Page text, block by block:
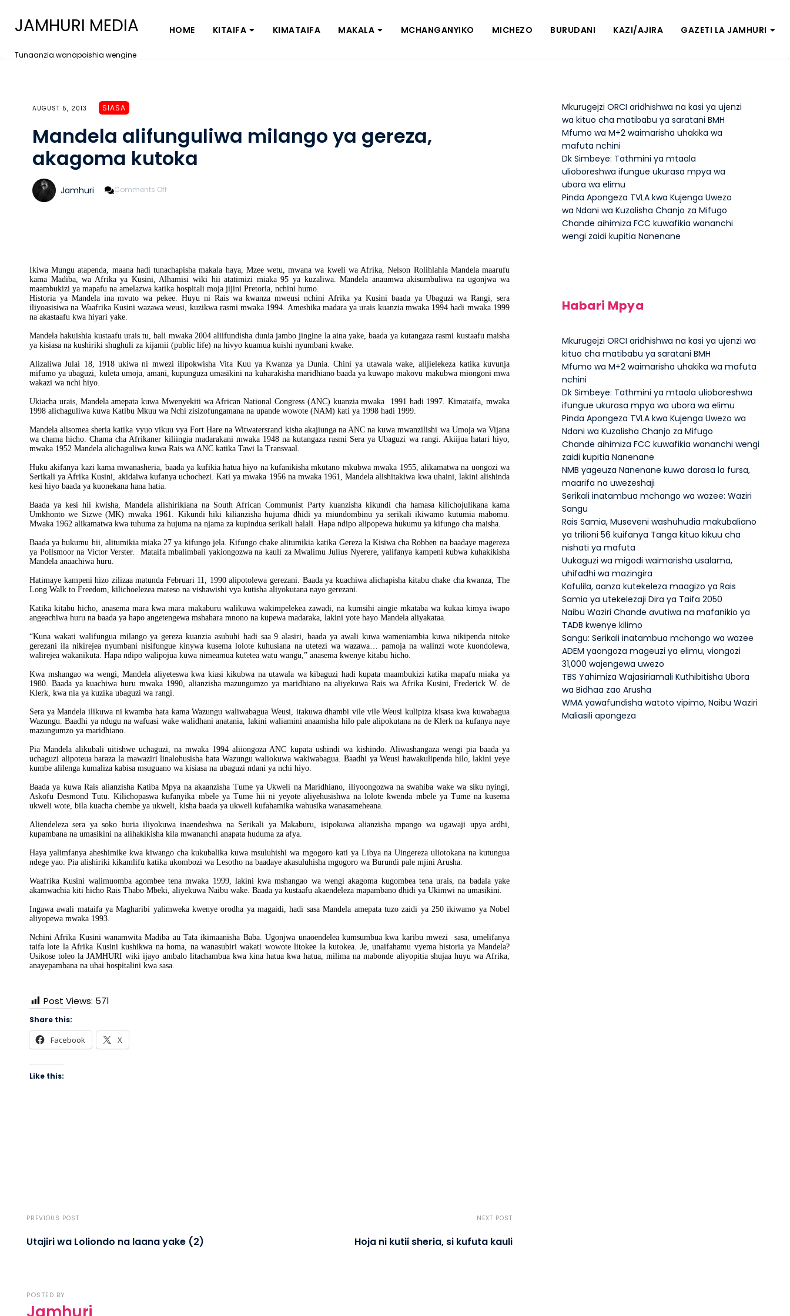
JAMHURI MEDIA
Tunaanzia wanapoishia wengine
HOME KITAIFA KIMATAIFA MAKALA MCHANGANYIKO MICHEZO BURUDANI KAZI/AJIRA GAZETI LA JAMHURI
AUGUST 5, 2013 SIASA
Mandela alifunguliwa milango ya gereza,
akagoma kutoka
Jamhuri Comments Off
Ikiwa Mungu atapenda, maana hadi tunachapisha makala haya, Mzee wetu, mwana wa kweli wa Afrika, Nelson Rolihlahla Mandela maarufu
kama Madiba, wa Afrika ya Kusini, Alhamisi wiki hii atatimizi miaka 95 ya kuzaliwa. Mandela anaumwa akisumbuliwa na ugonjwa wa
maambukizi ya mapafu na amelazwa katika hospitali moja jijini Pretoria, nchini humo.
Historia ya Mandela ina mvuto wa pekee. Huyu ni Rais wa kwanza mweusi nchini Afrika ya Kusini baada ya Ubaguzi wa Rangi, sera
iliyoasisiwa na Waafrika Kusini wazawa weusi, kuzikwa rasmi mwaka 1994. Ameshika madara ya urais kuanzia mwaka 1994 hadi mwaka 1999
na akastaafu kwa hiyari yake.
Mandela hakuishia kustaafu urais tu, bali mwaka 2004 aliifundisha dunia jambo jingine la aina yake, baada ya kutangaza rasmi kustaafu maisha
ya kisiasa na kushiriki shughuli za kijamii (public life) na hivyo kuamua kuishi nyumbani kwake.
Alizaliwa Julai 18, 1918 ukiwa ni mwezi ilipokwisha Vita Kuu ya Kwanza ya Dunia. Chini ya utawala wake, alijielekeza katika kuvunja
mifumo ya ubaguzi, kuleta umoja, amani, kupunguza umasikini na kuharakisha maridhiano baada ya kuwapo makovu makubwa miongoni mwa
wakazi wa nchi hiyo.
Ukiacha urais, Mandela amepata kuwa Mwenyekiti wa African National Congress (ANC) kuanzia mwaka 1991 hadi 1997. Kimataifa, mwaka
1998 alichaguliwa kuwa Katibu Mkuu wa Nchi zisizofungamana na upande wowote (NAM) kati ya 1998 hadi 1999.
Mandela alisomea sheria katika vyuo vikuu vya Fort Hare na Witwatersrand kisha akajiunga na ANC na kuwa mwanzilishi wa Umoja wa Vijana
wa chama hicho. Chama cha Afrikaner kiliingia madarakani mwaka 1948 na kutangaza rasmi Sera ya Ubaguzi wa rangi. Akiijua hatari hiyo,
mwaka 1952 Mandela alichaguliwa kuwa Rais wa ANC katika Tawi la Transvaal.
Huku akifanya kazi kama mwanasheria, baada ya kufikia hatua hiyo na kufanikisha mkutano mkubwa mwaka 1955, alikamatwa na uongozi wa
Serikali ya Afrika Kusini, akidaiwa kufanya uchochezi. Kati ya mwaka 1956 na mwaka 1961, Mandela alishitakiwa kwa uhaini, lakini alishinda
kesi hiyo baada ya kuonekana hana hatia.
Baada ya kesi hii kwisha, Mandela alishirikiana na South African Communist Party kuanzisha kikundi cha hamasa kilichojulikana kama
Umkhonto we Sizwe (MK) mwaka 1961. Kikundi hiki kilianzisha hujuma dhidi ya miundombinu ya serikali ikiwamo kutumia mabomu.
Mwaka 1962 alikamatwa kwa tuhuma za hujuma na njama za kupindua serikali halali. Hapa ndipo alipopewa hukumu ya kifungo cha maisha.
Baada ya hukumu hii, alitumikia miaka 27 ya kifungo jela. Kifungo chake alitumikia katika Gereza la Kisiwa cha Robben na baadaye magereza
ya Pollsmoor na Victor Verster. Mataifa mbalimbali yakiongozwa na kauli za Mwalimu Julius Nyerere, yalifanya kampeni kubwa kuhakikisha
Mandela anaachiwa huru.
Hatimaye kampeni hizo zilizaa matunda Februari 11, 1990 alipotolewa gerezani. Baada ya kuachiwa alichapisha kitabu chake cha kwanza, The
Long Walk to Freedom, kilichoelezea mateso na vishawishi vya kutisha aliyokutana nayo gerezani.
Katika kitabu hicho, anasema mara kwa mara makaburu walikuwa wakimpelekea zawadi, na kumsihi aingie mkataba wa kukaa kimya iwapo
angeachiwa huru na baada ya hapo angetengewa mshahara mnono na kupewa madaraka, lakini yote hayo Mandela aliyakataa.
“Kuna wakati walifungua milango ya gereza kuanzia asubuhi hadi saa 9 alasiri, baada ya awali kuwa wameniambia kuwa nikipenda nitoke
gerezani ila nikirejea nyumbani nisifungue kinywa kusema lolote kuhusiana na utetezi wa wazawa… pamoja na walinzi wote kuondolewa,
walirejea wakanikuta. Hapa ndipo walipojua kuwa nimeamua kutetea watu wangu,” anasema kwenye kitabu hicho.
Kwa mshangao wa wengi, Mandela aliyeteswa kwa kiasi kikubwa na utawala wa kibaguzi hadi kupata maambukizi katika mapafu miaka ya
1980. Baada ya kuachiwa huru mwaka 1990, alianzisha mazungumzo ya maridhiano na aliyekuwa Rais wa Afrika Kusini, Frederick W. de
Klerk, kwa nia ya kuzika ubaguzi wa rangi.
Sera ya Mandela ilikuwa ni kwamba hata kama Wazungu waliwabagua Weusi, itakuwa dhambi vile vile Weusi kulipiza kisasa kwa kuwabagua
Wazungu. Baadhi ya ndugu na wafuasi wake walidhani anatania, lakini waliamini anaamisha hilo pale alipokutana na de Klerk na kufanya naye
mazungumzo ya maridhiano.
Pia Mandela alikubali uitishwe uchaguzi, na mwaka 1994 aliiongoza ANC kupata ushindi wa kishindo. Aliwashangaza wengi pia baada ya
uchaguzi alipoteua baraza la mawaziri linalohusisha hata Wazungu waliokuwa wakiwabagua. Baadhi ya Weusi hawakulipenda hilo, lakini yeye
kumbe alilenga kumaliza kabisa msuguano wa kisiasa na ubaguzi ndani ya nchi hiyo.
Baada ya kuwa Rais alianzisha Katiba Mpya na akaanzisha Tume ya Ukweli na Maridhiano, iliyoongozwa na swahiba wake wa siku nyingi,
Askofu Desmond Tutu. Kilichopaswa kufanyika mbele ya Tume hii ni yeyote aliyehusishwa na lolote kwenda mbele ya Tume na kusema
ukweli wote, bila kuacha chembe ya ukweli, kisha baada ya ukweli kufahamika wahusika wanasameheana.
Aliendeleza sera ya soko huria iliyokuwa inaendeshwa na Serikali ya Makaburu, isipokuwa alianzisha mpango wa ugawaji upya ardhi,
kupambana na umasikini na alihakikisha kila mwananchi anapata huduma za afya.
Haya yalimfanya aheshimike kwa kiwango cha kukubalika kuwa msuluhishi wa mgogoro kati ya Libya na Uingereza uliotokana na kutungua
ndege yao. Pia alishiriki kikamlifu katika ukombozi wa Lesotho na baadaye akasuluhisha mgogoro wa Burundi pale mjini Arusha.
Waafrika Kusini walimuomba agombee tena mwaka 1999, lakini kwa mshangao wa wengi akagoma kugombea tena urais, na badala yake
akamwachia kiti hicho Rais Thabo Mbeki, aliyekuwa Naibu wake. Baada ya kustaafu akaendeleza mapambano dhidi ya Ukimwi na umasikini.
Ingawa awali mataifa ya Magharibi yalimweka kwenye orodha ya magaidi, hadi sasa Mandela amepata tuzo zaidi ya 250 ikiwamo ya Nobel
aliyopewa mwaka 1993.
Nchini Afrika Kusini wanamwita Madiba au Tata ikimaanisha Baba. Ugonjwa unaoendelea kumsumbua kwa karibu mwezi sasa, umelifanya
taifa lote la Afrika Kusini kushikwa na homa, na wanasubiri wakati wowote litokee la kutokea. Je, unaifahamu vyema historia ya Mandela?
Usikose toleo la JAMHURI wiki ijayo ambalo litachambua kwa kina hatua kwa hatua, milima na mabonde aliyopitia shujaa huyu wa Afrika,
anayepambana na uhai hospitalini kwa sasa.
Post Views: 571
Share this:
Facebook X
Like this:
PREVIOUS POST
Utajiri wa Loliondo na laana yake (2)
NEXT POST
Hoja ni kutii sheria, si kufuta kauli
POSTED BY
Mkurugejzi ORCI aridhishwa na kasi ya ujenzi
wa kituo cha matibabu ya saratani BMH
Mfumo wa M+2 waimarisha uhakika wa
mafuta nchini
Dk Simbeye: Tathmini ya mtaala
ulioboreshwa ifungue ukurasa mpya wa
ubora wa elimu
Pinda Apongeza TVLA kwa Kujenga Uwezo
wa Ndani wa Kuzalisha Chanjo za Mifugo
Chande aihimiza FCC kuwafikia wananchi
wengi zaidi kupitia Nanenane
Habari Mpya
Mkurugejzi ORCI aridhishwa na kasi ya ujenzi wa
kituo cha matibabu ya saratani BMH
Mfumo wa M+2 waimarisha uhakika wa mafuta
nchini
Dk Simbeye: Tathmini ya mtaala ulioboreshwa
ifungue ukurasa mpya wa ubora wa elimu
Pinda Apongeza TVLA kwa Kujenga Uwezo wa
Ndani wa Kuzalisha Chanjo za Mifugo
Chande aihimiza FCC kuwafikia wananchi wengi
zaidi kupitia Nanenane
NMB yageuza Nanenane kuwa darasa la fursa,
maarifa na uwezeshaji
Serikali inatambua mchango wa wazee: Waziri
Sangu
Rais Samia, Museveni washuhudia makubaliano
ya trilioni 56 kuifanya Tanga kituo kikuu cha
nishati ya mafuta
Uukaguzi wa migodi waimarisha usalama,
uhifadhi wa mazingira
Kafulila, aanza kutekeleza maagizo ya Rais
Samia ya utekelezaji Dira ya Taifa 2050
Naibu Waziri Chande avutiwa na mafanikio ya
TADB kwenye kilimo
Sangu: Serikali inatambua mchango wa wazee
ADEM yaongoza mageuzi ya elimu, viongozi
31,000 wajengewa uwezo
TBS Yahimiza Wajasiriamali Kuthibitisha Ubora
wa Bidhaa zao Arusha
WMA yawafundisha watoto vipimo, Naibu Waziri
Maliasili apongeza